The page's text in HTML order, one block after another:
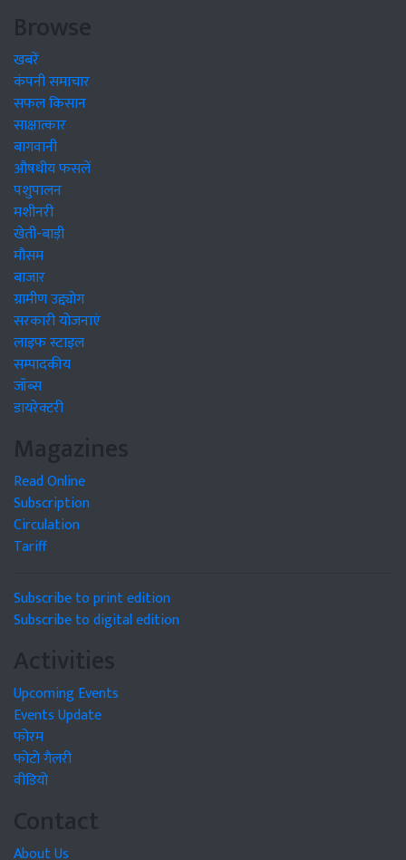
Browse
खबरें
कंपनी समाचार
सफल किसान
साक्षात्कार
बागवानी
औषधीय फसलें
पशुपालन
मशीनरी
खेती-बाड़ी
मौसम
बाजार
ग्रामीण उद्द्योग
सरकारी योजनाएं
लाइफ स्टाइल
सम्पादकीय
जॉब्स
डायरेक्टरी
Magazines
Read Online
Subscription
Circulation
Tariff
Subscribe to print edition
Subscribe to digital edition
Activities
Upcoming Events
Events Update
फोरम
फोटो गैलरी
वीडियो
Contact
About Us